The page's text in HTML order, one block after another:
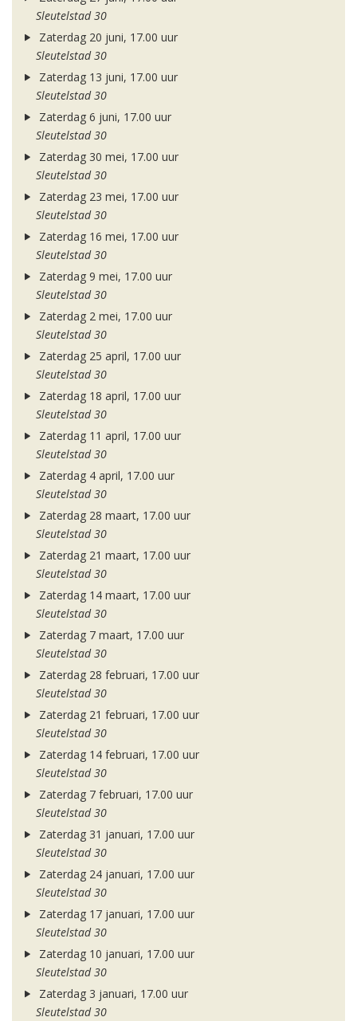
Sleutelstad 30
Zaterdag 20 juni, 17.00 uur
Sleutelstad 30
Zaterdag 13 juni, 17.00 uur
Sleutelstad 30
Zaterdag 6 juni, 17.00 uur
Sleutelstad 30
Zaterdag 30 mei, 17.00 uur
Sleutelstad 30
Zaterdag 23 mei, 17.00 uur
Sleutelstad 30
Zaterdag 16 mei, 17.00 uur
Sleutelstad 30
Zaterdag 9 mei, 17.00 uur
Sleutelstad 30
Zaterdag 2 mei, 17.00 uur
Sleutelstad 30
Zaterdag 25 april, 17.00 uur
Sleutelstad 30
Zaterdag 18 april, 17.00 uur
Sleutelstad 30
Zaterdag 11 april, 17.00 uur
Sleutelstad 30
Zaterdag 4 april, 17.00 uur
Sleutelstad 30
Zaterdag 28 maart, 17.00 uur
Sleutelstad 30
Zaterdag 21 maart, 17.00 uur
Sleutelstad 30
Zaterdag 14 maart, 17.00 uur
Sleutelstad 30
Zaterdag 7 maart, 17.00 uur
Sleutelstad 30
Zaterdag 28 februari, 17.00 uur
Sleutelstad 30
Zaterdag 21 februari, 17.00 uur
Sleutelstad 30
Zaterdag 14 februari, 17.00 uur
Sleutelstad 30
Zaterdag 7 februari, 17.00 uur
Sleutelstad 30
Zaterdag 31 januari, 17.00 uur
Sleutelstad 30
Zaterdag 24 januari, 17.00 uur
Sleutelstad 30
Zaterdag 17 januari, 17.00 uur
Sleutelstad 30
Zaterdag 10 januari, 17.00 uur
Sleutelstad 30
Zaterdag 3 januari, 17.00 uur
Sleutelstad 30